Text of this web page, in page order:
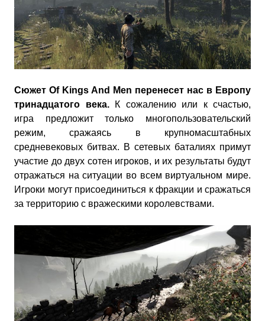
Сюжет Of Kings And Men перенесет нас в Европу
тринадцатого века.
К сожалению или к счастью,
игра предложит только многопользовательский
режим, сражаясь в крупномасштабных
средневековых битвах. В сетевых баталиях примут
участие до двух сотен игроков, и их результаты будут
отражаться на ситуации во всем виртуальном мире.
Игроки могут присоединиться к фракции и сражаться
за территорию с вражескими королевствами.